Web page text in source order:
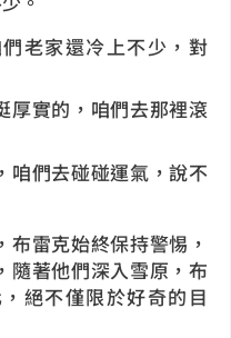
老家還冷上不少，對
實的，咱們去那裡滾
們去碰碰運氣，說不
雷克始終保持警惕，
隨著他們深入雪原，布
絕不僅限於好奇的目